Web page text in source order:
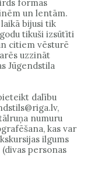
formas
un lentām.
bijusi tik
tikuši izsūtīti
citiem vēsturē
uzzināt
Jūgendstila
dalību
numuru
kas var
ilgums
personas